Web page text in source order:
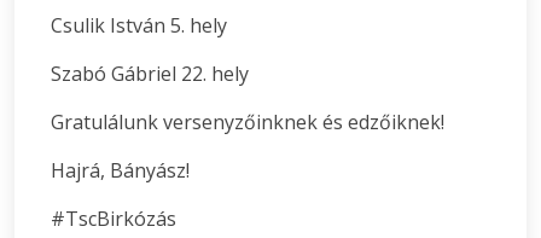
Csulik István 5. hely
Szabó Gábriel 22. hely
Gratulálunk versenyzőinknek és edzőiknek!
Hajrá, Bányász!
#TscBirkózás